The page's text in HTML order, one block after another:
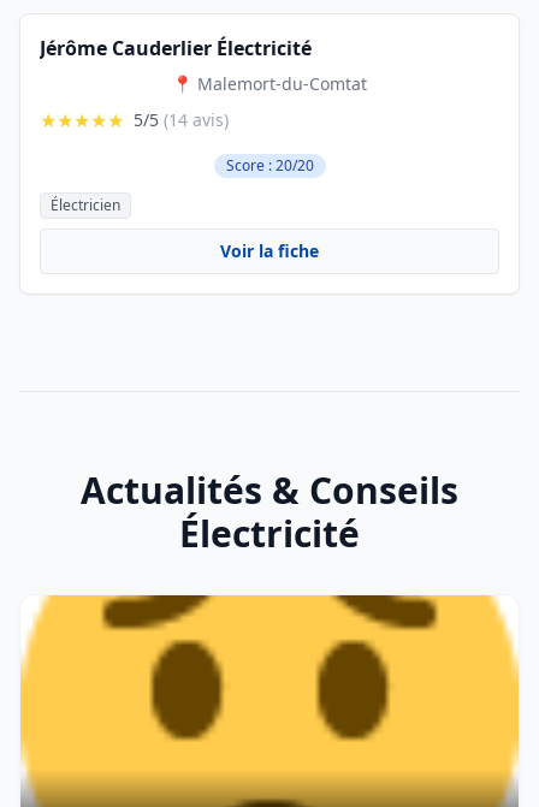
Jérôme Cauderlier Électricité
📍 Malemort-du-Comtat
★★★★★ 5/5 (14 avis)
Score : 20/20
Électricien
Voir la fiche
Actualités & Conseils
Électricité